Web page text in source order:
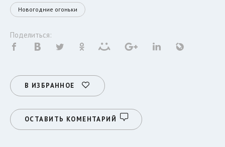
Новогодние огоньки
Поделиться:
В ИЗБРАННОЕ
ОСТАВИТЬ КОМЕНТАРИЙ